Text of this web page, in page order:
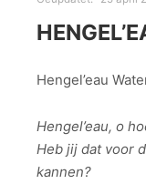
Hengel’eau
Hengel’eau, o
Heb jij dat voor
kannen?